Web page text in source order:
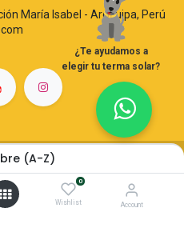
(A-Z)
0
Wishlist Account
María Isabel - Arequipa, Perú
Innovadora
Comercio electrónico de código
¿Te ayudamos a
elegir tu terma solar?